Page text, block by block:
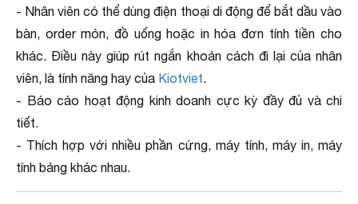
- Nhân viên có thể dùng điện thoại di động để bắt dầu vào
bàn, order món, đồ uống hoặc in hóa đơn tính tiền cho
khác. Điều này giúp rút ngắn khoản cách đi lại của nhân
viên, là tính năng hay của Kiotviet.
- Báo cáo hoạt động kinh doanh cực kỳ đầy đủ và chi
tiết.
- Thích hợp với nhiều phần cứng, máy tính, máy in, máy
tính bảng khác nhau.